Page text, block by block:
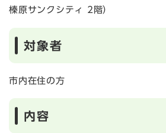
榛原サンクシティ 2階）
対象者
市内在住の方
内容